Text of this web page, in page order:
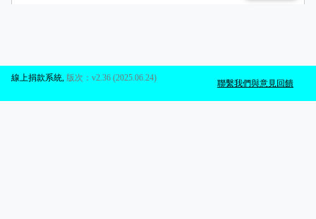
聯繫我們與意見回饋
線上捐款系統 版次：v2.36 (2025.06.24)